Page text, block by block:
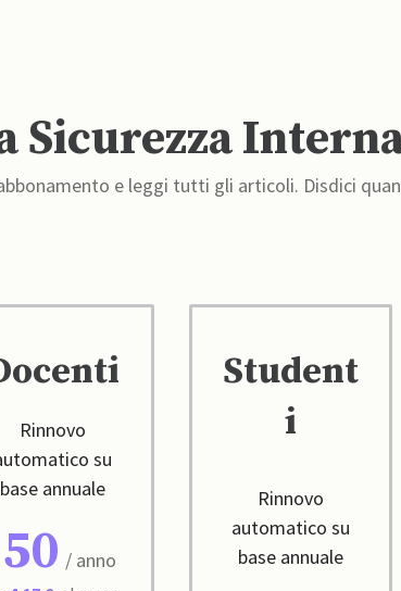
Sicurezza
e leggi tutti gli articoli. Disdici
Rinnovo
su
base annuale
50 / anno
Student
i
Rinnovo
automatico su
base annuale